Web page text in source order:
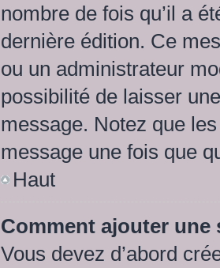
nombre de fois qu’il a
dernière édition. Ce
ou un administrateur
possibilité de laisser
message. Notez que
message une fois que
Haut
Comment ajouter une
Vous devez d’abord